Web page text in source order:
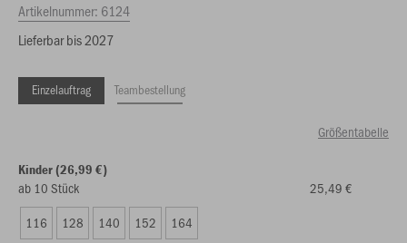
Artikelnummer: 6124
Lieferbar bis 2027
Einzelauftrag Teambestellung
Größentabelle
Kinder (26,99 €)
ab 10 Stück
25,49 €
116
128 140 152 164